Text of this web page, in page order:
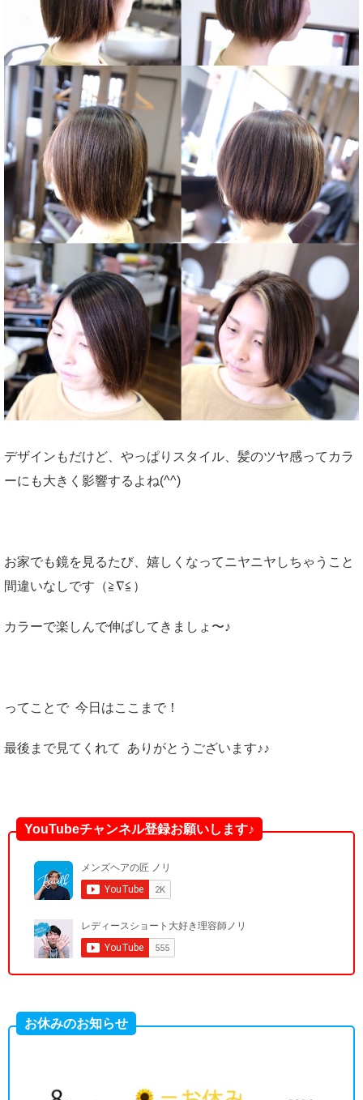
デザインもだけど、やっぱりスタイル、髪のツヤ感ってカラ
ーにも大きく影響するよね(^^)
お家でも鏡を見るたび、嬉しくなってニヤニヤしちゃうこと
間違いなしです（≧∇≦）
カラーで楽しんで伸ばしてきましょ〜♪
ってことで 今日はここまで！
最後まで見てくれて ありがとうございます♪♪
YouTubeチャンネル登録お願いします♪
お休みのお知らせ